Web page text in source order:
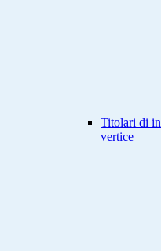
Titolari di
vertice